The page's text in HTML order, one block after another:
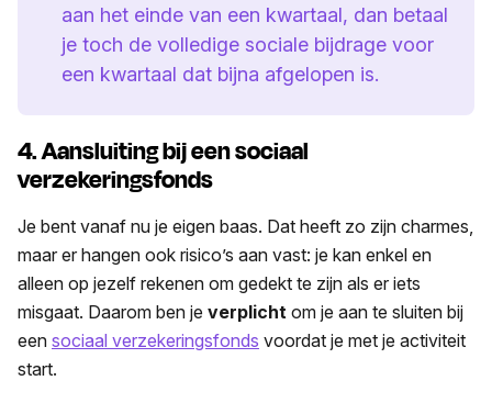
aan het einde van een kwartaal, dan betaal
je toch de volledige sociale bijdrage voor
een kwartaal dat bijna afgelopen is.
4. Aansluiting bij een sociaal
verzekeringsfonds
Je bent vanaf nu je eigen baas. Dat heeft zo zijn charmes,
maar er hangen ook risico’s aan vast: je kan enkel en
alleen op jezelf rekenen om gedekt te zijn als er iets
misgaat. Daarom ben je verplicht om je aan te sluiten bij
een sociaal verzekeringsfonds voordat je met je activiteit
start.